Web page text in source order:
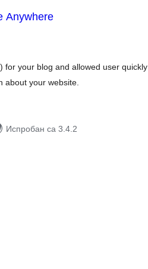
Anywhere
for your blog and allowed user quickly
about your website.
Испробан са 3.4.2